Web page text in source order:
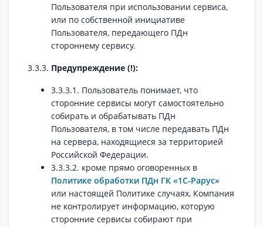
Пользователя при использовании сервиса,
или по собственной инициативе
Пользователя, передающего ПДн
стороннему сервису.
3.3.3. Предупреждение (!):
3.3.3.1. Пользователь понимает, что
сторонние сервисы могут самостоятельно
собирать и обрабатывать ПДн
Пользователя, в том числе передавать ПДн
на сервера, находящиеся за территорией
Российской Федерации.
3.3.3.2. кроме прямо оговоренных в
Политике обработки ПДн ГК «1С‑Рарус»
или настоящей Политике случаях, Компания
не контролирует информацию, которую
сторонние сервисы собирают при